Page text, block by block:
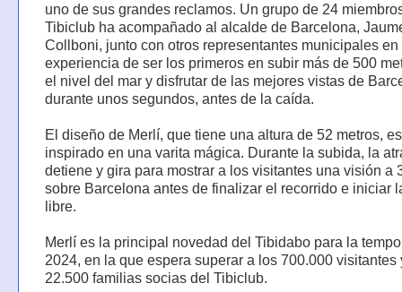
uno de sus grandes reclamos. Un grupo de 24
Tibiclub ha acompañado al alcalde de Barcelona,
Collboni, junto con otros representantes municipales en
experiencia de ser los primeros en subir más de 500
el nivel del mar y disfrutar de las mejores vistas de
durante unos segundos, antes de la caída.
El diseño de Merlí, que tiene una altura de 52 metros,
inspirado en una varita mágica. Durante la subida, la
detiene y gira para mostrar a los visitantes una visión a
sobre Barcelona antes de finalizar el recorrido e iniciar
libre.
Merlí es la principal novedad del Tibidabo para la
2024, en la que espera superar a los 700.000 visitantes
22.500 familias socias del Tibiclub.